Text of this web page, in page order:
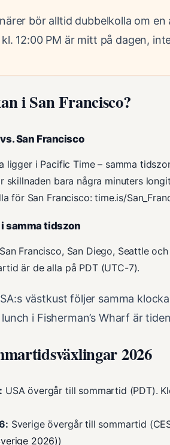
bör alltid dubbelkolla om
12:00 PM är mitt på dagen,
i San Francisco?
San Francisco
ligger i Pacific Time – samma
skillnaden bara några minuters
för San Francisco: time.is/
samma tidszon
Francisco, San Diego, Seattle
är de alla på PDT (UTC-7).
västkust följer samma
i Fisherman’s Wharf är
2026
USA övergår till sommartid (PDT).
Sverige övergår till sommartid
2026))